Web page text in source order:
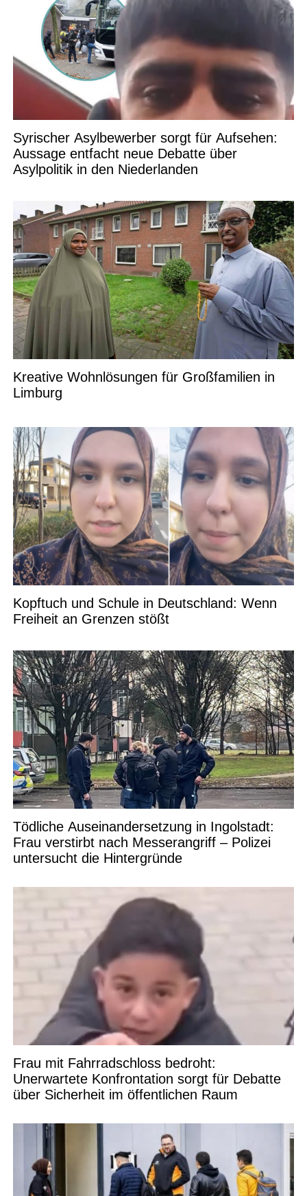
Syrischer Asylbewerber sorgt für Aufsehen:
Aussage entfacht neue Debatte über
Asylpolitik in den Niederlanden
Kreative Wohnlösungen für Großfamilien in
Limburg
Kopftuch und Schule in Deutschland: Wenn
Freiheit an Grenzen stößt
Tödliche Auseinandersetzung in Ingolstadt:
Frau verstirbt nach Messerangriff – Polizei
untersucht die Hintergründe
Frau mit Fahrradschloss bedroht:
Unerwartete Konfrontation sorgt für Debatte
über Sicherheit im öffentlichen Raum